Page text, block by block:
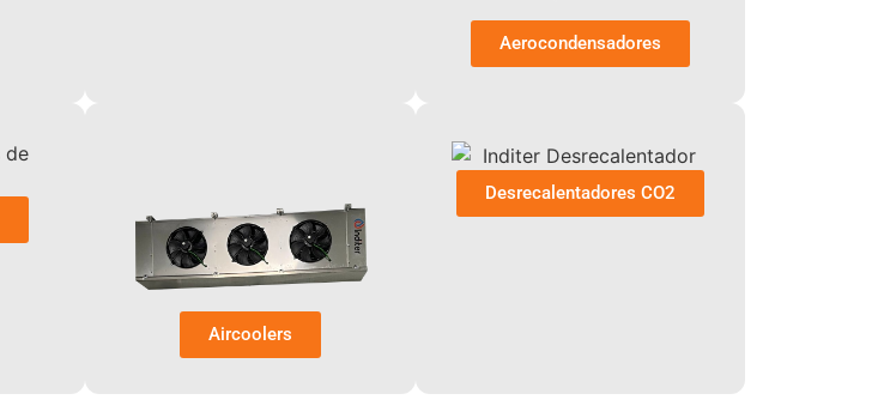
Aerocondensadores
Aircoolers
Desrecalentadores CO2